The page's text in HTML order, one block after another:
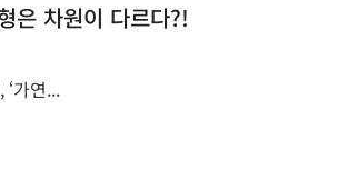
은 차원이 다르다?!
가연...